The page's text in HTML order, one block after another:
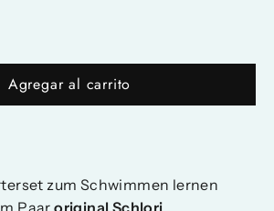
Agregar al carrito
zum Schwimmen lernen
Paar original Schlori